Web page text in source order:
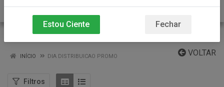
VOLTAR
INÍCIO DIA DISTRIBUICAO PROMO
Filtros
Estou Ciente Fechar